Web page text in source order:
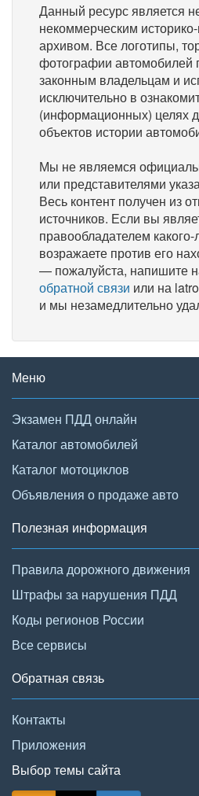
Данный ресурс является
некоммерческим
архивом. Все логотипы,
фотографии автомобилей
законным владельцам и
исключительно в
(информационных) целях
объектов истории
Мы не являемся
или представителями
Весь контент получен из
источников. Если вы
правообладателем
возражаете против его
— пожалуйста, напишите
обратной связи или на
и мы незамедлительно
Меню
Экзамен ПДД онлайн
Каталог автомобилей
Каталог мотоциклов
Объявления о продаже авто
Полезная информация
Правила дорожного движения
Штрафы за нарушения ПДД
Коды регионов России
Все сервисы
Обратная связь
Контакты
Приложения
Выбор темы сайта